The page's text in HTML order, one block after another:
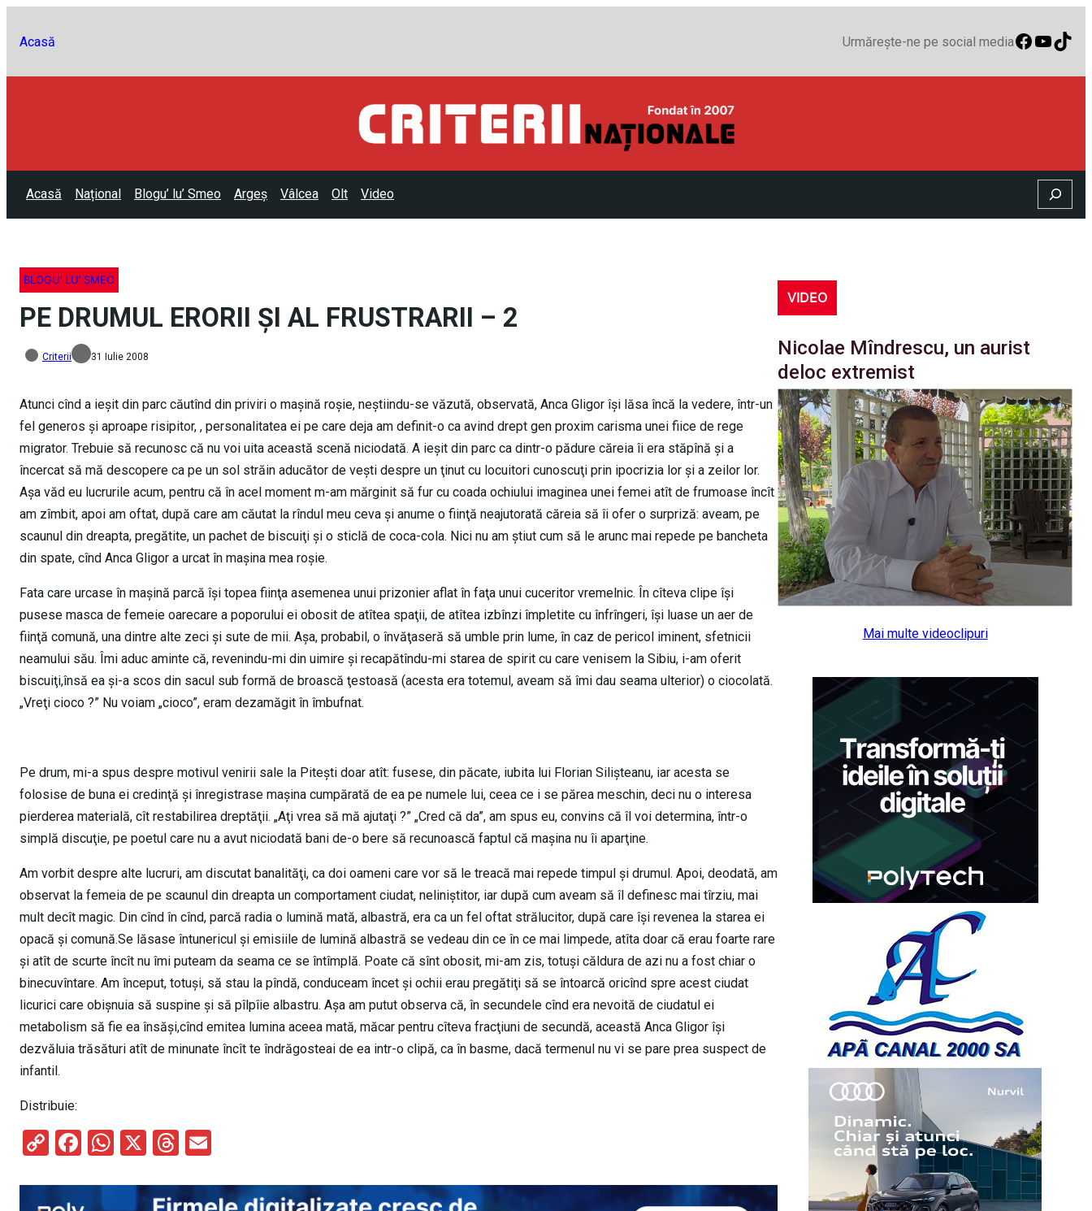
Acasă Urmărește-ne pe social media
Acasă Național Blogu’ lu’ Smeo Argeș Vâlcea Olt Video Search
BLOGU’ LU’ SMEO
PE DRUMUL ERORII ŞI AL FRUSTRARII – 2
Criterii 31 Iulie 2008
Atunci cînd a ieşit din parc căutînd din priviri o maşină roşie, neştiindu-se văzută, observată, Anca Gligor îşi lăsa încă la vedere, într-un
fel generos şi aproape risipitor, , personalitatea ei pe care deja am definit-o ca avind drept gen proxim carisma unei fiice de rege
migrator. Trebuie să recunosc că nu voi uita această scenă niciodată. A ieşit din parc ca dintr-o pădure căreia îi era stăpînă şi a
încercat să mă descopere ca pe un sol străin aducător de veşti despre un ţinut cu locuitori cunoscuţi prin ipocrizia lor şi a zeilor lor.
Aşa văd eu lucrurile acum, pentru că în acel moment m-am mărginit să fur cu coada ochiului imaginea unei femei atît de frumoase încît
am zîmbit, apoi am oftat, după care am căutat la rîndul meu ceva şi anume o fiinţă neajutorată căreia să îi ofer o surpriză: aveam, pe
scaunul din dreapta, pregătite, un pachet de biscuiţi şi o sticlă de coca-cola. Nici nu am ştiut cum să le arunc mai repede pe bancheta
din spate, cînd Anca Gligor a urcat în maşina mea roşie.
Fata care urcase în maşină parcă îşi topea fiinţa asemenea unui prizonier aflat în faţa unui cuceritor vremelnic. În cîteva clipe îşi
pusese masca de femeie oarecare a poporului ei obosit de atîtea spaţii, de atîtea izbînzi împletite cu înfrîngeri, îşi luase un aer de
fiinţă comună, una dintre alte zeci şi sute de mii. Aşa, probabil, o învăţaseră să umble prin lume, în caz de pericol iminent, sfetnicii
neamului său. Îmi aduc aminte că, revenindu-mi din uimire şi recapătîndu-mi starea de spirit cu care venisem la Sibiu, i-am oferit
biscuiţi,însă ea şi-a scos din sacul sub formă de broască ţestoasă (acesta era totemul, aveam să îmi dau seama ulterior) o ciocolată.
„Vreţi cioco ?” Nu voiam „cioco”, eram dezamăgit în îmbufnat.
Pe drum, mi-a spus despre motivul venirii sale la Piteşti doar atît: fusese, din păcate, iubita lui Florian Silişteanu, iar acesta se
folosise de buna ei credinţă şi înregistrase maşina cumpărată de ea pe numele lui, ceea ce i se părea meschin, deci nu o interesa
pierderea materială, cît restabilirea dreptăţii. „Aţi vrea să mă ajutaţi ?” „Cred că da”, am spus eu, convins că îl voi determina, într-o
simplă discuţie, pe poetul care nu a avut niciodată bani de-o bere să recunoască faptul că maşina nu îi aparţine.
Am vorbit despre alte lucruri, am discutat banalităţi, ca doi oameni care vor să le treacă mai repede timpul şi drumul. Apoi, deodată, am
observat la femeia de pe scaunul din dreapta un comportament ciudat, neliniştitor, iar după cum aveam să îl definesc mai tîrziu, mai
mult decît magic. Din cînd în cînd, parcă radia o lumină mată, albastră, era ca un fel oftat strălucitor, după care îşi revenea la starea ei
opacă şi comună.Se lăsase întunericul şi emisiile de lumină albastră se vedeau din ce în ce mai limpede, atîta doar că erau foarte rare
şi atît de scurte încît nu îmi puteam da seama ce se întîmplă. Poate că sînt obosit, mi-am zis, totuşi căldura de azi nu a fost chiar o
binecuvîntare. Am început, totuşi, să stau la pîndă, conduceam încet şi ochii erau pregătiţi să se întoarcă oricînd spre acest ciudat
licurici care obişnuia să suspine şi să pîlpîie albastru. Aşa am putut observa că, în secundele cînd era nevoită de ciudatul ei
metabolism să fie ea însăşi,cînd emitea lumina aceea mată, măcar pentru cîteva fracţiuni de secundă, această Anca Gligor îşi
dezvăluia trăsături atît de minunate încît te îndrăgosteai de ea intr-o clipă, ca în basme, dacă termenul nu vi se pare prea suspect de
infantil.
Distribuie:
C
py
F
ce
W
at
X
T
e
ail
VIDEO
Nicolae Mîndrescu, un aurist
deloc extremist
Mai multe videoclipuri